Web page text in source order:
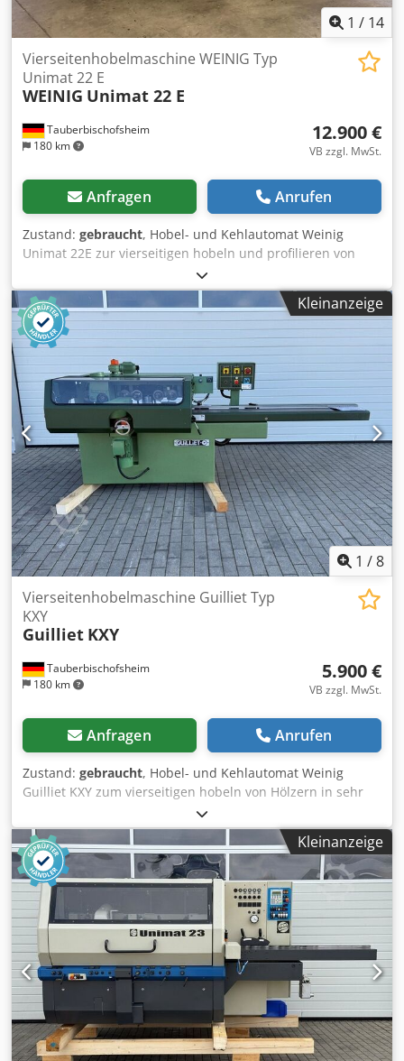
1 / 14
Tauberbischofsheim
180 km
Vierseitenhobelmaschine WEINIG Typ
Unimat 22 E
WEINIG Unimat 22 E
12.900 €
VB zzgl. MwSt.
Anfragen Anrufen
Zustand: gebraucht, Hobel- und Kehlautomat Weinig
Unimat 22E zur vierseitigen hobeln und profilieren von
Hölzern mit Nutenbett für kurze und gebogene
Werkstücke, Mobilspindel für fallende Breiten sowie
langem Abrichttisch. Technische Daten: - Spindeln: 6 -
Spindel 1: Unten (5,5 kW) / 40 mm / 6.000 UpM - Spindel 2:
Rechts (4 kW) / 40 mm / 6.000 UpM - Spindel 3: Links (5,5
kW) / 40 mm / 6.000 UpM - Spindel 4: Rechts (5,5 kW) / 40
mm / 6.000 UpM Dwsdpfezrxz Usx Aayja - Spindel 5: Oben
(7,5 kW) / 40 mm / 6.000 UpM - Spindel 6: Unten (4 kW) / 40
mm / 6.000 UpM - Vorschub: 5,5 kW / / 6-36 m/min -
Arbeitsbreite: 220 mm - Arbeitshöhe: 120 mm - Nutenbett:
Ja - Mobilspindel: Ja
Kleinanzeige
1 /8
Tauberbischofsheim
180 km
Vierseitenhobelmaschine Guilliet Typ
KXY
Guilliet KXY
5.900 €
VB zzgl. MwSt.
Anfragen Anrufen
Zustand: gebraucht, Hobel- und Kehlautomat Weinig
Guilliet KXY zum vierseitigen hobeln von Hölzern in sehr
gutem Originalzustand und inkl. Hobelköpfe. Technische
Daten: Dwjdpfx Aaszrxzzjysa - Spindeln: 4 - Spindel 1:
Unten - Spindel 2: Rechts - Spindel 3: Links - Spindel 4:
Oben - Arbeitsbreite: 180 mm - Arbeitshöhe: 120 mm -
Vorschub: ca. 10 m/min
Kleinanzeige